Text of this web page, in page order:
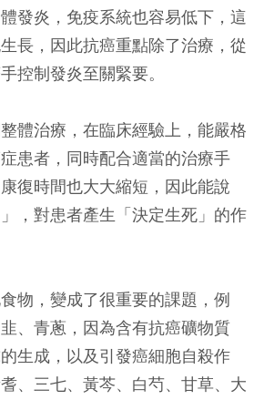
發炎，免疫系統也容易低下，這
長，因此抗癌重點除了治療，從
控制發炎至關緊要。
體治療，在臨床經驗上，能嚴格
患者，同時配合適當的治療手
復時間也大大縮短，因此能說
」，對患者產生「決定生死」的作
物，變成了很重要的課題，例
、青蔥，因為含有抗癌礦物質
生成，以及引發癌細胞自殺作
、三七、黃芩、白芍、甘草、大